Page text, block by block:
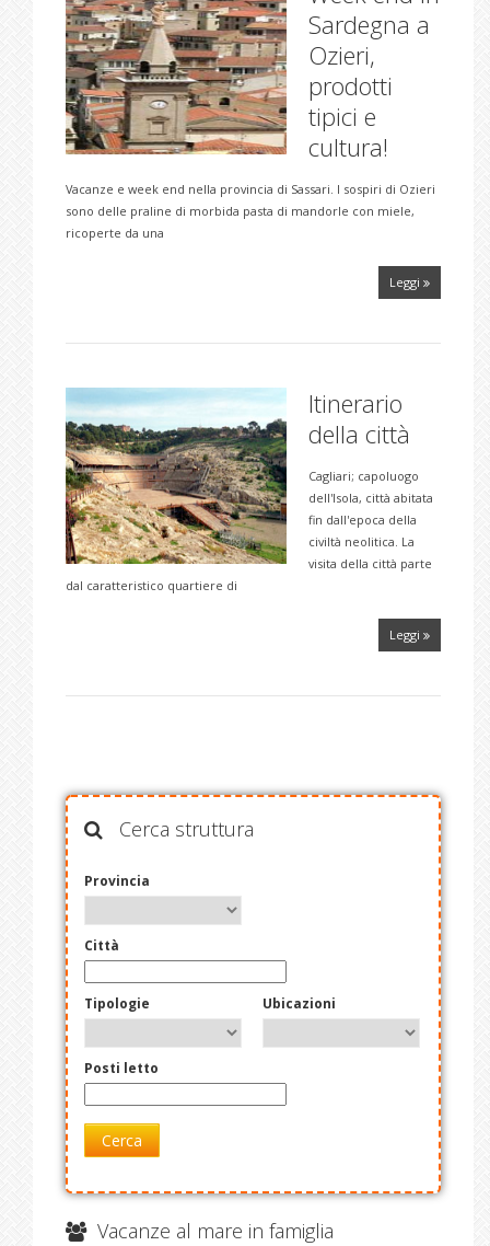
Sardegna a
Ozieri,
prodotti
tipici e
cultura!
Vacanze e week end nella provincia di Sassari. I sospiri di Ozieri
sono delle praline di morbida pasta di mandorle con miele,
ricoperte da una
Leggi
Itinerario
della città
Cagliari; capoluogo
dell'Isola, città abitata
fin dall'epoca della
civiltà neolitica. La
visita della città parte
dal caratteristico quartiere di
Leggi
Cerca struttura
Provincia
Città
Tipologie Ubicazioni
Posti letto
Cerca
Vacanze al mare in famiglia